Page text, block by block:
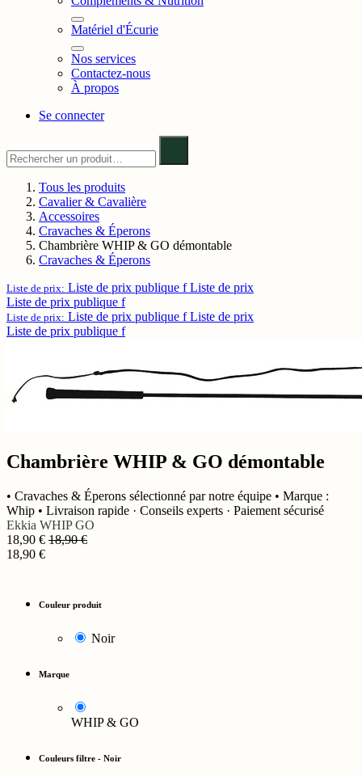
Matériel d'Écurie
Nos services
Contactez-nous
À propos
Se connecter
Tous les produits
Cavalier & Cavalière
Accessoires
Cravaches & Éperons
Chambrière WHIP & GO démontable
Cravaches & Éperons
Liste de prix: Liste de prix publique f Liste de prix
Liste de prix publique f
Liste de prix: Liste de prix publique f Liste de prix
Liste de prix publique f
Chambrière WHIP & GO démontable
• Cravaches & Éperons sélectionné par notre équipe • Marque :
Whip • Livraison rapide · Conseils experts · Paiement sécurisé
Ekkia WHIP GO
18,90 € 18,90€
18,90 €
Couleur produit
Noir
Marque
WHIP & GO
Couleurs filtre - Noir